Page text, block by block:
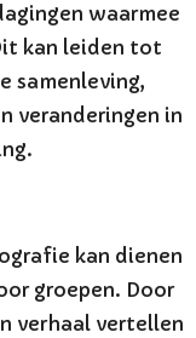
waarmee
kan leiden tot
samenleving,
veranderingen in
kan dienen
groepen. Door
verhaal vertellen